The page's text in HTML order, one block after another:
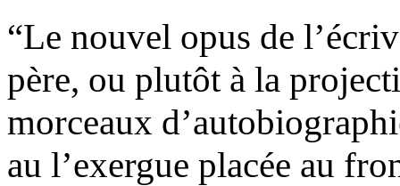
“Le nouvel opus de
père, ou plutôt à la
morceaux
au l’exergue placée au